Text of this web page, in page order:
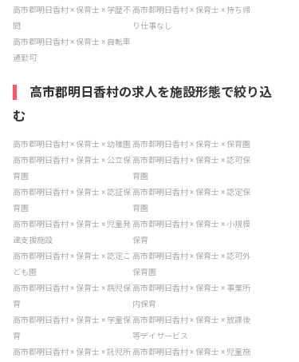
高市郡明日香村 × 保育士 × 学歴不
問
高市郡明日香村 × 保育士 × 持ち帰
り仕事なし
高市郡明日香村 × 保育士 × 自転車
通勤可
高市郡明日香村の求人を施設形態で絞り込
む
高市郡明日香村 × 保育士 × 幼稚園 高市郡明日香村 × 保育士 × 保育園
高市郡明日香村 × 保育士 × 公立保
育園
高市郡明日香村 × 保育士 × 認可保
育園
高市郡明日香村 × 保育士 × 認証保
育園
高市郡明日香村 × 保育士 × 認定保
育園
高市郡明日香村 × 保育士 × 児童発
達支援施設
高市郡明日香村 × 保育士 × 小規模
保育
高市郡明日香村 × 保育士 × 認定こ
ども園
高市郡明日香村 × 保育士 × 認可外
保育園
高市郡明日香村 × 保育士 × 病児保
育
高市郡明日香村 × 保育士 × 事業所
内保育
高市郡明日香村 × 保育士 × 学童保
育
高市郡明日香村 × 保育士 × 放課後
等デイサービス
高市郡明日香村 × 保育士 × 託児所 高市郡明日香村 × 保育士 × 児童施